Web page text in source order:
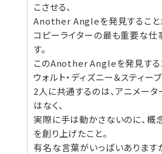
こさせる、
Another Angleを発見すること
コピーライターの最も重要な仕
す。
このAnother Angleを発見する
ウォルト・ディズニー＆スティーブ
2人に共通するのは、アニメー
はなく、
実際に手は動かさないのに、概
を創り上げたこと。
有名な言葉がいっぱいあります